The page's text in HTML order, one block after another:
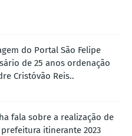
do Portal São Felipe
de 25 anos ordenação
Cristóvão Reis..
fala sobre a realização de
itinerante 2023